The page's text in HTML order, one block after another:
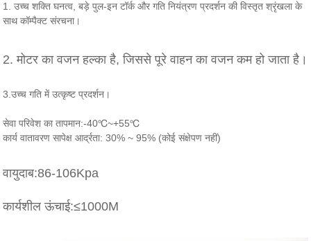
1. उच्च शक्ति घनत्व, बड़े पुल-इन टॉर्क और गति नियंत्रण प्रदर्शन की विस्तृत श्रृंखला के
साथ कॉम्पैक्ट संरचना।
2. मोटर का वजन हल्का है, जिससे पूरे वाहन का वजन कम हो जाता है।
3.उच्च गति में उत्कृष्ट प्रदर्शन।
सेवा परिवेश का तापमान:-40℃~+55℃
कार्य वातावरण सापेक्ष आर्द्रता: 30% ~ 95% (कोई संक्षेपण नहीं)
वायुदाब:86-106Kpa
कार्यशील ऊंचाई:≤1000M